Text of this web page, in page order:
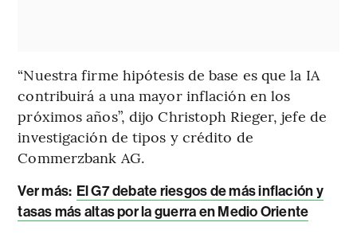
“Nuestra firme hipótesis de base es que la IA
contribuirá a una mayor inflación en los
próximos años”, dijo Christoph Rieger, jefe de
investigación de tipos y crédito de
Commerzbank AG.
Ver más: El G7 debate riesgos de más inflación y
tasas más altas por la guerra en Medio Oriente